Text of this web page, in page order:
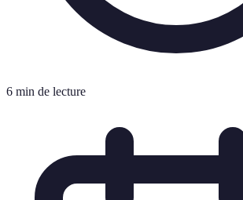
6 min de lecture